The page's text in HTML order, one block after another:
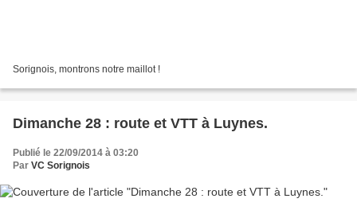
Sorignois, montrons notre maillot !
Dimanche 28 : route et VTT à Luynes.
Publié le 22/09/2014 à 03:20
Par VC Sorignois